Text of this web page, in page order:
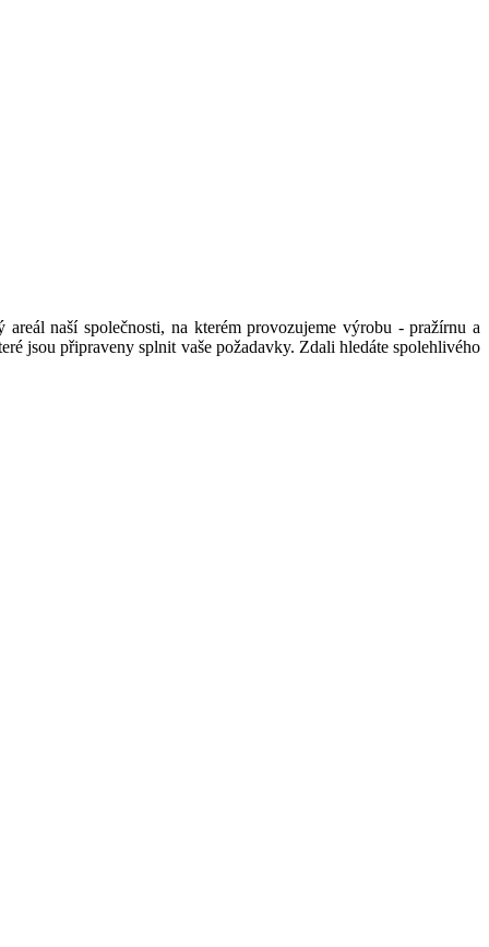
areál naší společnosti, na kterém provozujeme výrobu - pražírnu a
jsou připraveny splnit vaše požadavky. Zdali hledáte spolehlivého